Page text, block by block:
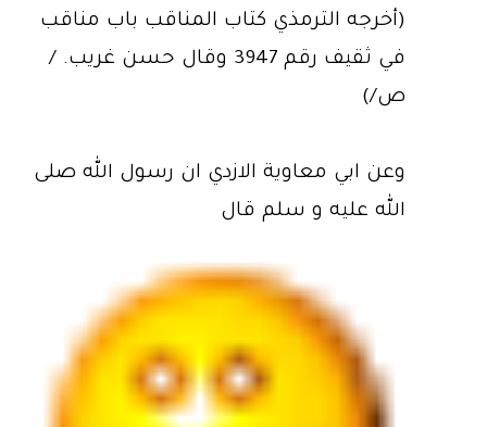
‏(‏أخرجه الترمذي كتاب المناقب باب مناقب
في ثقيف رقم 3947 وقال حسن غريب‏.‏ /
ص/‏)
وعن ابي معاوية الازدي ان رسول الله صلى
الله عليه و سلم قال